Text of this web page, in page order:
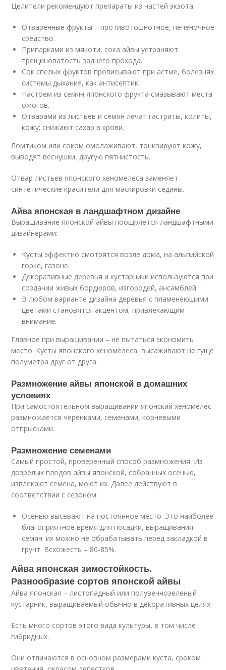
Целители рекомендуют препараты из частей экзота:
Отваренные фрукты – противотошнотное, печеночное
средство.
Припарками из мякоти, сока айвы устраняют
трещиноватость заднего прохода.
Сок спелых фруктов прописывают при астме, болезнях
системы дыхания, как антисептик.
Настоем из семян японского фрукта смазывают места
ожогов.
Отварами из листьев и семян лечат гастриты, колиты,
кожу; снижают сахар в крови.
Ломтиком или соком омолаживают, тонизируют кожу,
выводят веснушки, другую пятнистость.
Отвар листьев японского хеномелеса заменяет
синтетические красители для маскировки седины.
Айва японская в ландшафтном дизайне
Выращивание японской айвы поощряется ландшафтными
дизайнерами:
Кусты эффектно смотрятся возле дома, на альпийской
горке, газоне.
Декоративные деревья и кустарники используются при
создании живых бордюров, изгородей, ансамблей.
В любом варианте дизайна деревья с пламенеющими
цветами становятся акцентом, привлекающим
внимание.
Главное при выращивании – не пытаться экономить
место. Кусты японского хеномелеса высаживают не гуще
полуметра друг от друга.
Размножение айвы японской в домашних
условиях
При самостоятельном выращивании японский хеномелес
размножается черенками, семенами, корневыми
отпрысками.
Размножение семенами
Самый простой, проверенный способ размножения. Из
дозрелых плодов айвы японской, собранных осенью,
извлекают семена, моют их. Далее действуют в
соответствии с сезоном:
Осенью высевают на постоянное место. Это наиболее
благоприятное время для посадки, выращивания
семян: их можно не обрабатывать перед закладкой в
грунт. Всхожесть – 80-85%.
Айва японская зимостойкость.
Разнообразие сортов японской айвы
Айва японская – листопадный или полувечнозеленый
кустарник, выращиваемый обычно в декоративных целях.
Есть много сортов этого вида культуры, в том числе
гибридных.
Они отличаются в основном размерами куста, сроком